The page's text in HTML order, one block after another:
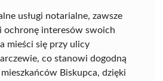
usługi notarialne, zawsze
ochronę interesów swoich
mieści się przy ulicy
co stanowi dogodną
Biskupca, dzięki